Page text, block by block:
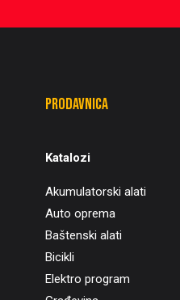
Prodavnica
Katalozi
Akumulatorski alati
Auto oprema
Baštenski alati
Bicikli
Elektro program